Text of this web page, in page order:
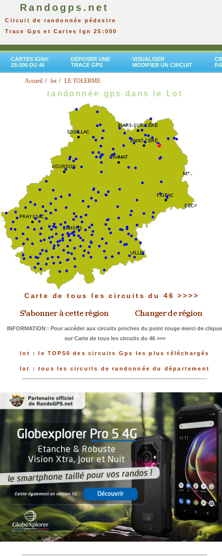
Randogps.net
Circuit de randonnée pédestre
Trace Gps et Cartes Ign 25:000
CARTES IGN®
25:000 DU 46
DÉPOSER UNE
TRACE GPS
VISUALISER
MODIFIER UN CIRCUIT
Accueil lot LE TOLERME
randonnée gps dans le Lot
Carte de tous les circuits du 46 >>>>
INFORMATION : Pour accéder aux circuits proches du point rouge merci de
sur Carte de tous les circuits du 46 >>>
lot : le TOP50 des circuits Gps les plus téléchargés
lot : tous les circuits de randonnée du département